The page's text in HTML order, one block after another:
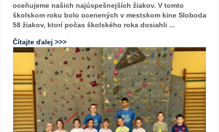
oceňujeme našich najúspešnejších žiakov. V tomto
školskom roku bolo ocenených v mestskom kine Sloboda
58 žiakov, ktorí počas školského roka dosiahli ...
Čítajte ďalej >>>